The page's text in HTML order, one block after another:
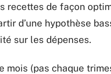
recettes de façon
d’une hypothèse
sur les dépenses.
mois (pas chaque